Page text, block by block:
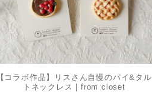
【コラボ作品】リスさん自慢のパイ&タル
トネックレス | from closet